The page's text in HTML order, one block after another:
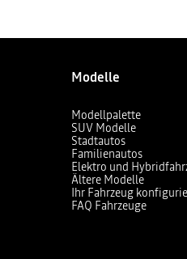
Modelle
Modellpalette
SUV Modelle
Stadtautos
Familienautos
Elektro und
Ältere Modelle
Ihr Fahrzeug
FAQ Fahrzeuge